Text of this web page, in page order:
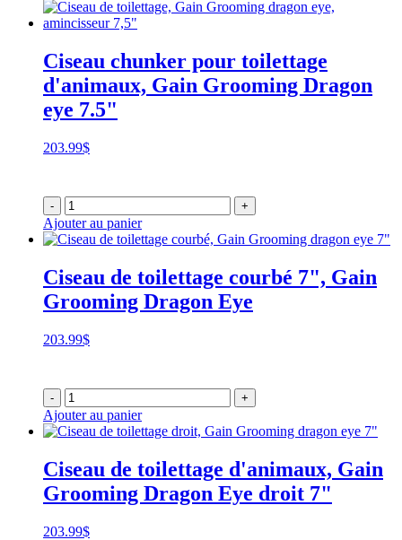
Ciseau chunker pour toilettage
d'animaux, Gain Grooming Dragon
eye 7.5"
203.99$
- +
Ajouter au panier
Ciseau de toilettage courbé 7", Gain
Grooming Dragon Eye
203.99$
- +
Ajouter au panier
Ciseau de toilettage d'animaux, Gain
Grooming Dragon Eye droit 7"
203.99$